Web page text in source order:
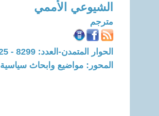
الشيوعي الأممي
مترجم
الحوار المتمدن-العدد: 8299 - 2025 / 4 / 1 - 00:08
المحور: مواضيع وابحاث سياسية